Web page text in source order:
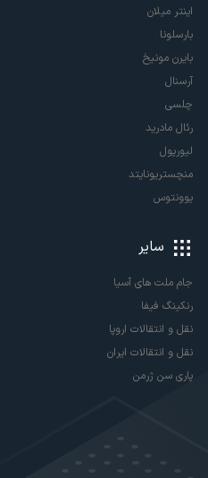
اینتر میلان
بارسلونا
بایرن مونیخ
آرسنال
چلسی
رئال مادرید
لیورپول
منچستریونایتد
یوونتوس
سایر
جام ملت های آسیا
رنکینگ فیفا
نقل و انتقالات اروپا
نقل و انتقالات ایران
پاری سن ژرمن